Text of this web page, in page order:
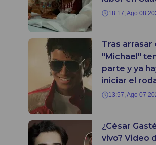
18:17, Ago 08
Tras arrasar
"Michael"
parte y ya
iniciar el
13:57, Ago 07
¿César
vivo? Video